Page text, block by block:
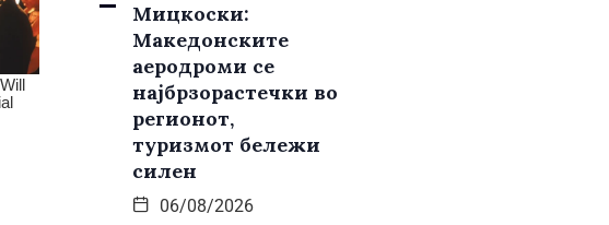
Мицкоски:
Македонските
аеродроми се
најбрзорастечки во
регионот,
туризмот бележи
силен
06/08/2026